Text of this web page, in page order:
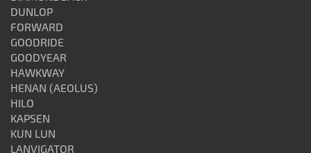
DUNLOP
FORWARD
GOODRIDE
GOODYEAR
HAWKWAY
HENAN (AEOLUS)
HILO
KAPSEN
KUN LUN
LANVIGATOR